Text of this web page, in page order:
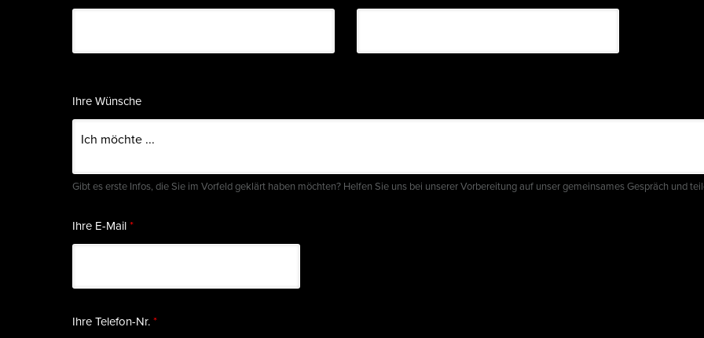
Ihre Wünsche
Gibt es erste Infos, die Sie im Vorfeld geklärt haben möchten? Helfen Sie uns bei unserer Vorbereitung auf unser gemeinsames Gespräch und
Ihre E-Mail*
Ihre Telefon-Nr.*